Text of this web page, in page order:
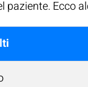
Ecco